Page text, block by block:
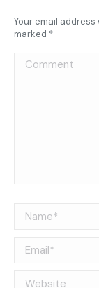
Your email
marked *
Comment
Name *
Email *
Website